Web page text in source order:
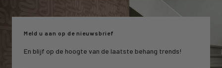
1
2
slide
3
Meld u aan op de nieuwsbrief
En blijf op de hoogte van de laatste behang trends!